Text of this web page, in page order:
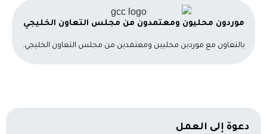
موردون محليون ومعتمدون من مجلس التعاون الخليجي
بالتعاون مع موردين محليين ومعتمدين من مجلس التعاون الخليجي.
دعوة إلى العمل